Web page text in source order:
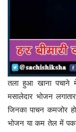
तला हुआ खाना पचाने
मसालेदार भोजन
जिनका पाचन कमजोर
भोजन या कम तेल में पका